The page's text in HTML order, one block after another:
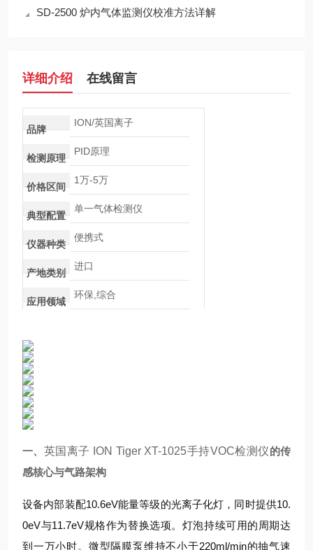
SD-2500 炉内气体监测仪校准方法详解
详细介绍 在线留言
品牌
ION/英国离子
检测原理
PID原理
价格区间
1万-5万
典型配置
单一气体检测仪
仪器种类
便携式
产地类别
进口
应用领域
环保,综合
一、 英国离子 ION Tiger XT-1025手持VOC检测仪的传
感核心与气路架构
设备内部装配10.6eV能量等级的光离子化灯，同时提供10.
0eV与11.7eV规格作为替换选项。灯泡持续可用的周期达
到一万小时。微型隔膜泵维持不小于220ml/min的抽气速